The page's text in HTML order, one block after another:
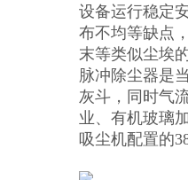
设备运行稳定
布不均等缺点
末等类似尘埃
脉冲除尘器是
灰斗，同时气
业、有机玻璃
吸尘机配置的